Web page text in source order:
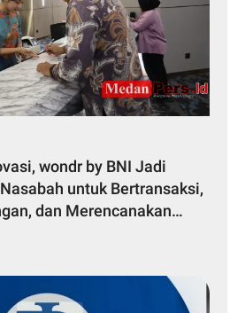
wondr by BNI Jadi
untuk Bertransaksi,
dan Merencanakan